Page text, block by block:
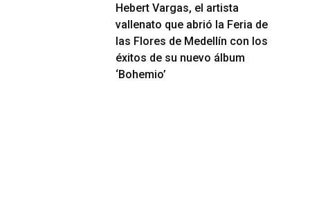
Hebert Vargas, el artista
vallenato que abrió la Feria de
las Flores de Medellín con los
éxitos de su nuevo álbum
‘Bohemio’